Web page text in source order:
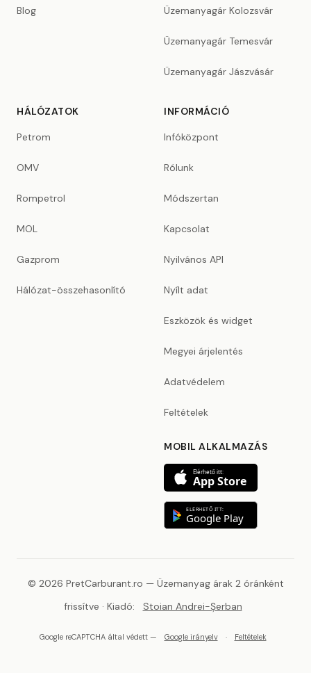
Blog Üzemanyagár Kolozsvár
Üzemanyagár Temesvár
Üzemanyagár Jászvásár
HÁLÓZATOK
Petrom
OMV
Rompetrol
MOL
Gazprom
Hálózat-összehasonlító
INFORMÁCIÓ
Infóközpont
Rólunk
Módszertan
Kapcsolat
Nyilvános API
Nyílt adat
Eszközök és widget
Megyei árjelentés
Adatvédelem
Feltételek
MOBIL ALKALMAZÁS
Elérhető itt:
App Store
ELÉRHETŐ ITT:
Google Play
© 2026 PretCarburant.ro — Üzemanyag árak 2 óránként
frissítve · Kiadó:
Stoian Andrei-Șerban
Google reCAPTCHA által védett — Google irányelv · Feltételek